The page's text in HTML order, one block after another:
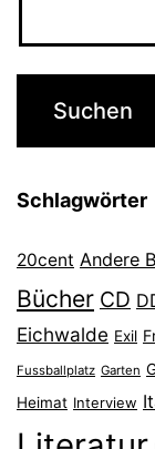
Schlagwörter
20cent Andere
Bücher CD
Eichwalde Exil
Fussballplatz Garten
Heimat Interview